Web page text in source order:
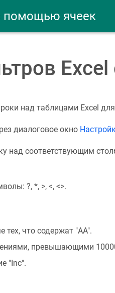
помощью ячеек
над таблицами Excel
диалоговое окно
над соответствующим
?, *, >, <, <>.
тех, что содержат "AA".
превышающими
"Inc".